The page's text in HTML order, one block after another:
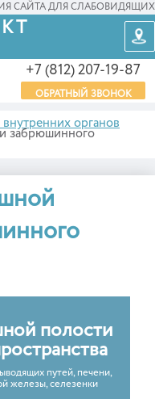
САЙТА ДЛЯ СЛАБОВИДЯЩИХ
+7 (812) 207-19-87
ОБРАТНЫЙ ЗВОНОК
органов
забрюшинного
полости
путей, печени,
железы, селезенки